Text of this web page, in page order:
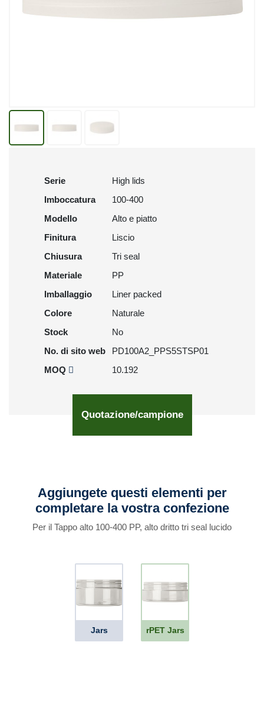
Serie
High lids
Imboccatura
100-400
Modello
Alto e piatto
Finitura
Liscio
Chiusura
Tri seal
Materiale
PP
Imballaggio
Liner packed
Colore
Naturale
Stock
No
No. di sito web
PD100A2_PPS5STSP01
MOQ
10.192
Quotazione/campione
Aggiungete questi elementi per
completare la vostra confezione
Per il Tappo alto 100-400 PP, alto dritto tri seal lucido
Jars rPET Jars